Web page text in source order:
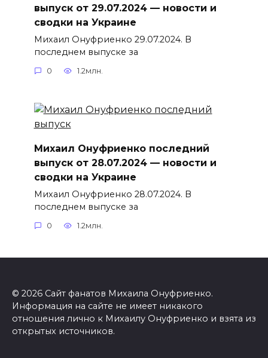
выпуск от 29.07.2024 — новости и
сводки на Украине
Михаил Онуфриенко 29.07.2024. В
последнем выпуске за
0 1.2млн.
Михаил Онуфриенко последний
выпуск от 28.07.2024 — новости и
сводки на Украине
Михаил Онуфриенко 28.07.2024. В
последнем выпуске за
0 1.2млн.
© 2026 Сайт фанатов Михаила Онуфриенко.
Информация на сайте не имеет никакого
отношения лично к Михаилу Онуфриенко и взята из
открытых источников.